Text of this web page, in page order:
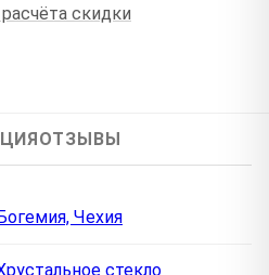
скидки
ОТЗЫВЫ
Чехия
стекло